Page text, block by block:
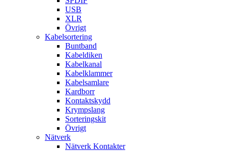
USB
XLR
Övrigt
Kabelsortering
Buntband
Kabeldiken
Kabelkanal
Kabelklammer
Kabelsamlare
Kardborr
Kontaktskydd
Krympslang
Sorteringskit
Övrigt
Nätverk
Nätverk Kontakter